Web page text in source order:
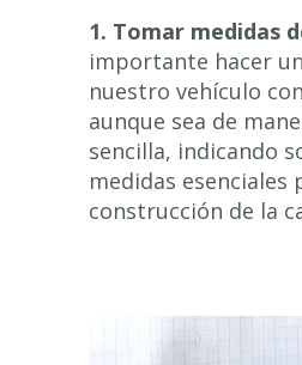
1. Tomar medidas
importante hacer
nuestro vehículo
aunque sea de
sencilla, indicando
medidas esenciales
construcción de la